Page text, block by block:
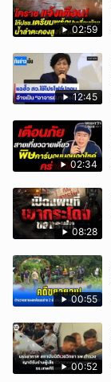
02:59
12:45
02:34
08:28
00:55
00:52